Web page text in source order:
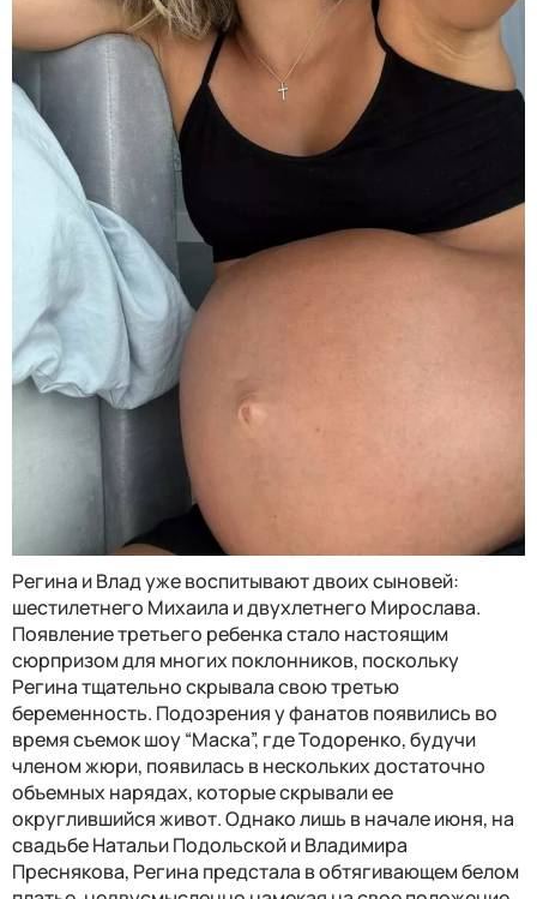
Регина и Влад уже воспитывают двоих сыновей:
шестилетнего Михаила и двухлетнего Мирослава.
Появление третьего ребенка стало настоящим
сюрпризом для многих поклонников, поскольку
Регина тщательно скрывала свою третью
беременность. Подозрения у фанатов появились во
время съемок шоу “Маска”, где Тодоренко, будучи
членом жюри, появилась в нескольких достаточно
объемных нарядах, которые скрывали ее
округлившийся живот. Однако лишь в начале июня, на
свадьбе Натальи Подольской и Владимира
Преснякова, Регина предстала в обтягивающем белом